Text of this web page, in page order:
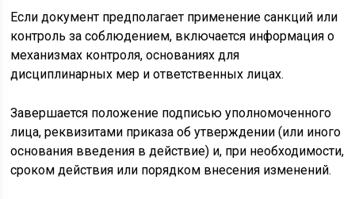
Если документ предполагает применение санкций или
контроль за соблюдением, включается информация о
механизмах контроля, основаниях для
дисциплинарных мер и ответственных лицах.
Завершается положение подписью уполномоченного
лица, реквизитами приказа об утверждении (или иного
основания введения в действие) и, при необходимости,
сроком действия или порядком внесения изменений.